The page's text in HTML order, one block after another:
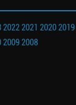
20222021 20202019
20092008